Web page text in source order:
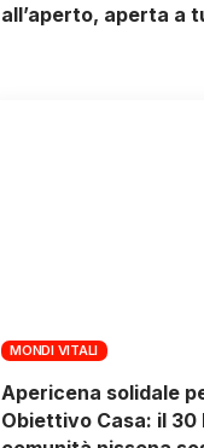
all’aperto, aperta a
MONDI VITALI
Apericena solidale
Obiettivo Casa: il 30